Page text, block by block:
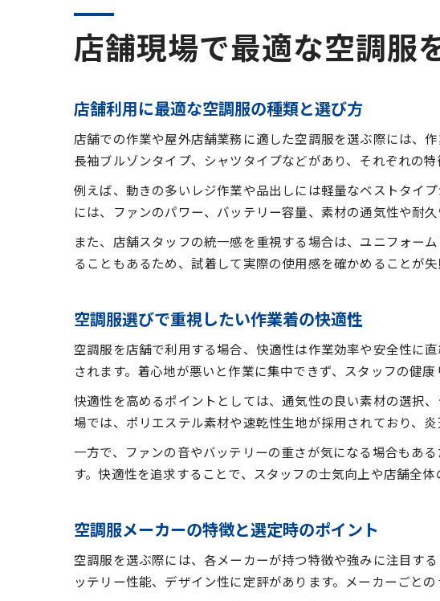
もし
熱中
店舗現場で最適な空調服
店舗利用に最適な空調服の種類と選び方
店舗での作業や屋外店舗業務に適した空調服を選ぶ際には、
長袖ブルゾンタイプ、シャツタイプなどがあり、それぞれの
例えば、動きの多いレジ作業や品出しには軽量なベストタイ
には、ファンのパワー、バッテリー容量、素材の通気性や耐久
また、店舗スタッフの統一感を重視する場合は、ユニフォー
ることもあるため、試着して実際の使用感を確かめることが失
空調服選びで重視したい作業着の快適性
空調服を店舗で利用する場合、快適性は作業効率や安全性に
されます。着心地が悪いと作業に集中できず、スタッフの健康
快適性を高めるポイントとしては、通気性の良い素材の選択
場では、ポリエステル素材や速乾性生地が採用されており、
一方で、ファンの音やバッテリーの重さが気になる場合もあ
す。快適性を追求することで、スタッフの士気向上や店舗全体
空調服メーカーの特徴と選定時のポイント
空調服を選ぶ際には、各メーカーが持つ特徴や強みに注目す
ッテリー性能、デザイン性に定評があります。メーカーごと